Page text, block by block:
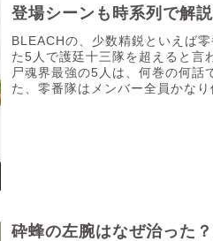
登場シーンも時系列で解説
BLEACHの、少数精鋭といえば
た5人で護廷十三隊を超えると言
尸魂界最強の5人は、何巻の何話
た、零番隊はメンバー全員かな
砕蜂の左腕はなぜ治った